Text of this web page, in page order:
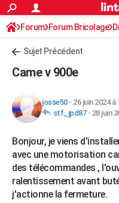
ACTUALITÉS
Politique
Société
Faits Divers
Education
Monde
Villes
+
Retraite
Impôts
Epargne
Immobilier
Risques naturels par ville
Banque
Assurance
Crédit
AUTO
HIGH-TECH
Mobiles
Meilleur smartphone
Internet
Ordinateurs
Jeux vidéo
Guide high-tech
+
Forum
Aménagement intérieur
Extérieur
Cuisine
Salle de bains
Jardinage
Rangement
WEEK-END
Forum Forum Bricolage
Sujet Précédent
Came v 900e
josse50- 26 juin 2024 à
stf_jpd87- 28 juin
Bonjour, je viens
avec une motorisation
des télécommandes ,
ralentissement avant
j'actionne la fermeture.